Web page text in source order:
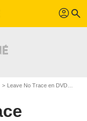
profil search
Leave No Trace en DVD